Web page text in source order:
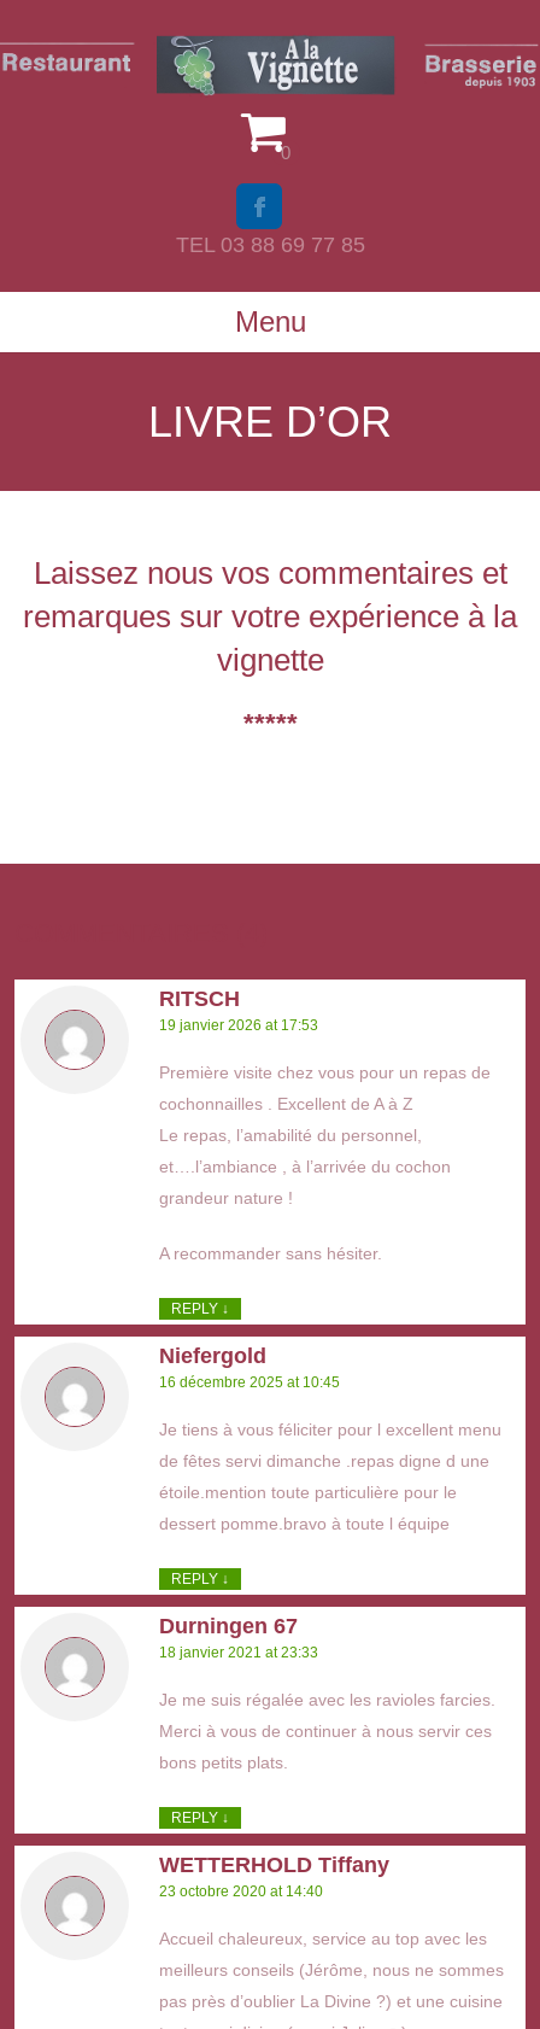
0
TEL 03 88 69 77 85
Menu
LIVRE D’OR
Laissez nous vos commentaires et
remarques sur votre expérience à la
vignette
*****
RITSCH
19 janvier 2026 at 17:53
Première visite chez vous pour un repas de
cochonnailles . Excellent de A à Z
Le repas, l’amabilité du personnel,
et….l’ambiance , à l’arrivée du cochon
grandeur nature !
A recommander sans hésiter.
REPLY ↓
Niefergold
16 décembre 2025 at 10:45
Je tiens à vous féliciter pour l excellent menu
de fêtes servi dimanche .repas digne d une
étoile.mention toute particulière pour le
dessert pomme.bravo à toute l équipe
REPLY ↓
Durningen 67
18 janvier 2021 at 23:33
Je me suis régalée avec les ravioles farcies.
Merci à vous de continuer à nous servir ces
bons petits plats.
REPLY ↓
WETTERHOLD Tiffany
23 octobre 2020 at 14:40
Accueil chaleureux, service au top avec les
meilleurs conseils (Jérôme, nous ne sommes
pas près d’oublier La Divine ?) et une cuisine